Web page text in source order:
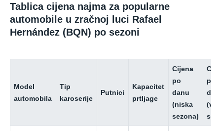
Tablica cijena najma za popularne
automobile u zračnoj luci Rafael
Hernández (BQN) po sezoni
Model
automobila
Tip
karoserije
Putnici
Kapacitet
prtljage
Cijena
po
danu
(niska
sezona)
po